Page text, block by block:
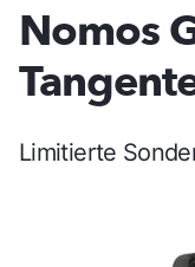
Nomos
Limitierte